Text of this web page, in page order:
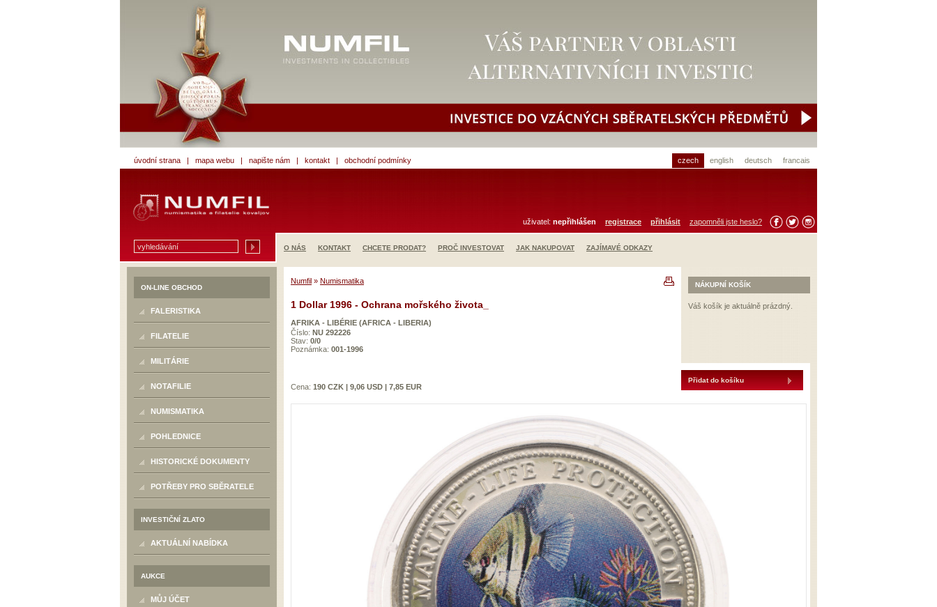
úvodní strana | mapa webu | napište nám | kontakt | obchodní podmínky francais
deutsch
english
czech
uživatel: nepřihlášen registrace přihlásit zapomněli jste heslo?
O NÁS KONTAKT CHCETE PRODAT? PROČ INVESTOVAT JAK NAKUPOVAT ZAJÍMAVÉ ODKAZY
ON-LINE OBCHOD
FALERISTIKA
FILATELIE
MILITÁRIE
NOTAFILIE
NUMISMATIKA
POHLEDNICE
HISTORICKÉ DOKUMENTY
POTŘEBY PRO SBĚRATELE
INVESTIČNÍ ZLATO
AKTUÁLNÍ NABÍDKA
AUKCE
MŮJ ÚČET
Numfil » Numismatika
1 Dollar 1996 - Ochrana mořského života_
AFRIKA - LIBÉRIE (AFRICA - LIBERIA)
Číslo: NU 292226
Stav: 0/0
Poznámka: 001-1996
NÁKUPNÍ KOŠÍK
Váš košík je aktuálně prázdný.
Přidat do košíku
Cena: 190 CZK | 9,06 USD | 7,85 EUR